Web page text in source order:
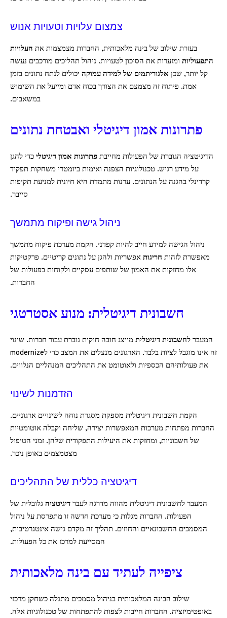
צמצום עלויות וטעויות אנוש
בעזרת שילוב של בינה מלאכותית, החברות מצמצמות את העלויות
התפעוליות ומזערות את הסיכון לטעויות. ניהול תהליכים מורכבים נעשה
קל יותר, שכן אלגוריתמים של למידה עמוקה יכולים לנתח נתונים בזמן
אמת. פיתוח זה מצמצם את הצורך בכוח אדם ומייעל את השימוש
במשאבים.
פתרונות אמון דיגיטלי ואבטחת נתונים
הדיגיטציה הגוברת של הפעולות מחייבת פתרונות אמון דיגיטלי כדי להגן
על מידע רגיש. טכנולוגיות הצפנה ואימות ביומטרי משחקות תפקיד
קרדינלי בהגנה על הנתונים. ערנות מתמדת היא חיונית למניעת תקיפות
סייבר.
ניהול גישה ופיקוח מתמשך
ניהול הגישה למידע חייב להיות קפדני. הקמת מערכת פיקוח מתמשך
מאפשרת לזהות חריגות אפשריות ולהגן על נתונים קריטיים. פרקטיקות
אלו מחזקות את האמון של שותפים עסקיים ולקוחות בפעולות של
החברות.
חשבונית דיגיטלית: מנוע אסטרטגי
המעבר לחשבונית דיגיטלית מייצג חובה חוקית גוברת עבור חברות. שינוי
זה אינו מוגבל לציות בלבד. הארגונים מנצלים את המצב כדי לmodernize
את פעולותיהם הכספיות ולאוטומט את התהליכים המנהליים הנלווים.
הזדמנות לשינוי
הקמת חשבונית דיגיטלית מספקת מסגרת נוחה לשינויים ארגוניים.
החברות מפתחות מערכות המאפשרות יצירה, שליחה וקבלה אוטומטיות
של חשבוניות, ומחזקות את היעילות התפקודית שלהן. זמני הטיפול
מצטמצמים באופן ניכר.
דיגיטציה כללית של התהליכים
המעבר לחשבונית דיגיטלית מהווה מדרגה לעבר דיגיטציה גלובלית של
הפעולות. החברות מגלות כי מערכת חדשה זו מתפרסת על ניהול
המסמכים החשבונאיים והחוזים. תהליך זה מקדם גישה אינטגרטיבית,
המסייעת למרכז את כל הפעולות.
ציפייה לעתיד עם בינה מלאכותית
שילוב הבינה המלאכותית בניהול מסמכים מתגלה כשחקן מרכזי
באופטימיזציה. החברות חייבות לצפות להתפתחות של טכנולוגיות אלה.